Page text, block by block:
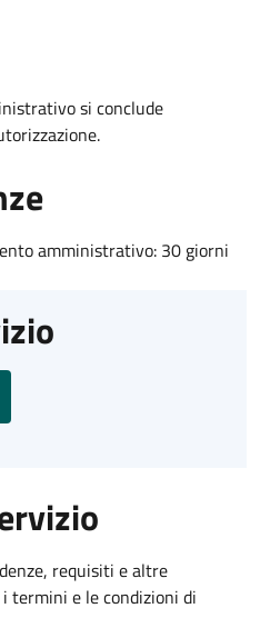
si conclude
amministrativo: 30 giorni
requisiti e altre
termini e le condizioni di